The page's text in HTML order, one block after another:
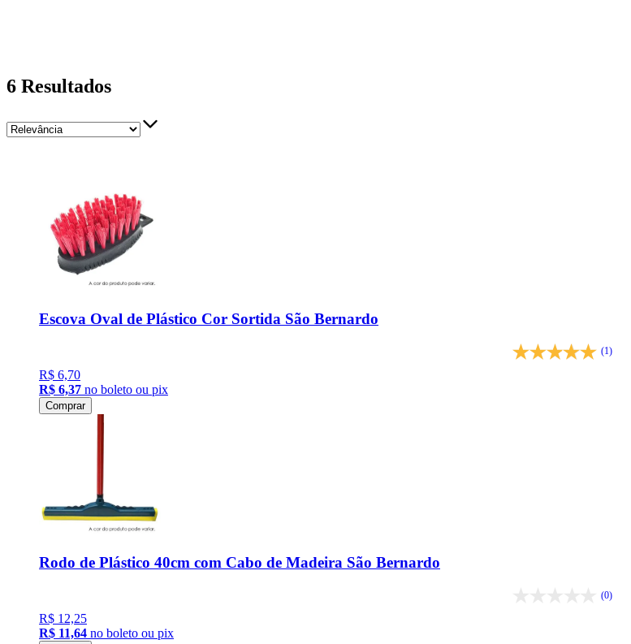
6 Resultados
Escova Oval de Plástico Cor Sortida São Bernardo
(1)
R$ 6,70
R$ 6,37 no boleto ou pix
Comprar
Rodo de Plástico 40cm com Cabo de Madeira São Bernardo
(0)
R$ 12,25
R$ 11,64 no boleto ou pix